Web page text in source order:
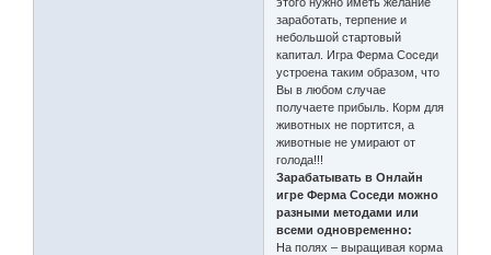
заработать, терпение и
небольшой стартовый
капитал. Игра Ферма Соседи
устроена таким образом, что
Вы в любом случае
получаете прибыль. Корм для
животных не портится, а
животные не умирают от
голода!!!
Зарабатывать в Онлайн
игре Ферма Соседи можно
разными методами или
всеми одновременно:
На полях – выращивая корма